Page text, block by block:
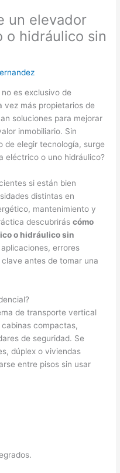
un elevador
o hidráulico sin
es exclusivo de
vez más propietarios de
soluciones para mejorar
inmobiliario. Sin
de elegir tecnología, surge
eléctrico o uno hidráulico?
si están bien
distintas en
mantenimiento y
descubriráscómo
o hidráulico sin
errores
antes de tomar una
de transporte vertical
compactas,
de seguridad. Se
dúplex o viviendas
entre pisos sin usar